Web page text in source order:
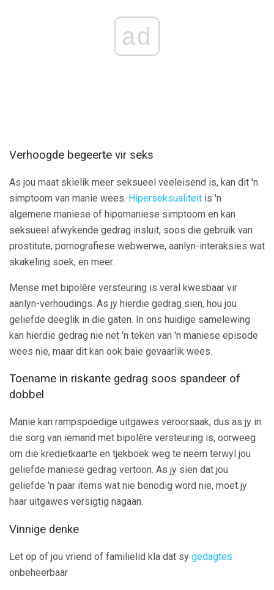
ad
Verhoogde begeerte vir seks
As jou maat skielik meer seksueel veeleisend is, kan dit 'n
simptoom van manie wees. Hiperseksualiteit is 'n
algemene maniese of hipomaniese simptoom en kan
seksueel afwykende gedrag insluit, soos die gebruik van
prostitute, pornografiese webwerwe, aanlyn-interaksies wat
skakeling soek, en meer.
Mense met bipolêre versteuring is veral kwesbaar vir
aanlyn-verhoudings. As jy hierdie gedrag sien, hou jou
geliefde deeglik in die gaten. In ons huidige samelewing
kan hierdie gedrag nie net 'n teken van 'n maniese episode
wees nie, maar dit kan ook baie gevaarlik wees.
Toename in riskante gedrag soos spandeer of
dobbel
Manie kan rampspoedige uitgawes veroorsaak, dus as jy in
die sorg van iemand met bipolêre versteuring is, oorweeg
om die kredietkaarte en tjekboek weg te neem terwyl jou
geliefde maniese gedrag vertoon. As jy sien dat jou
geliefde 'n paar items wat nie benodig word nie, moet jy
haar uitgawes versigtig nagaan.
Vinnige denke
Let op of jou vriend of familielid kla dat sy gedagtes
onbeheerbaar